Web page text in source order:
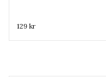
129 kr